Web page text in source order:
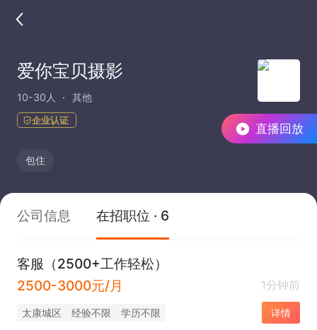
直播回放
爱你宝贝摄影
10-30人 其他
企业认证
包住
公司信息 在招职位 · 6
客服（2500+工作轻松）
2500-3000元/月
1分钟前
太康城区 经验不限 学历不限 详情